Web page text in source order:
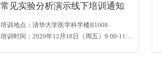
常见实验分析演示线下培训通知
培训地点：清华大学医学科学楼B1008